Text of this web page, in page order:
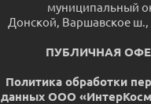
муниципальный
Донской, Варшавское ш.,
ПУБЛИЧНАЯ
Политика обработки
данных ООО